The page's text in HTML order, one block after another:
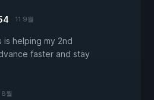
11 9월
is helping my 2nd
faster and stay
8월